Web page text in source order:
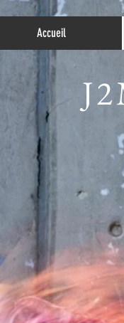
Accueil